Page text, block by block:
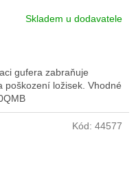
Skladem u dodavatele
gufera zabraňuje
ložisek. Vhodné
Kód: 44577